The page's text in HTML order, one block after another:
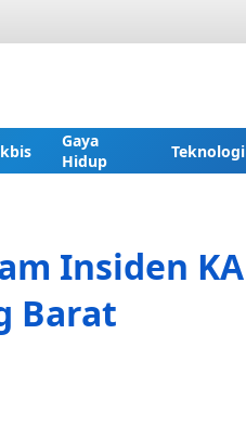
Gaya
Hidup
Teknologi
Insiden KA
Barat